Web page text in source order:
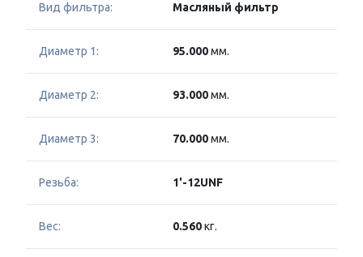
Вид фильтра: Масляный фильтр
Диаметр 1: 95.000мм.
Диаметр 2: 93.000мм.
Диаметр 3: 70.000мм.
Резьба: 1'-12UNF
Вес: 0.560кг.